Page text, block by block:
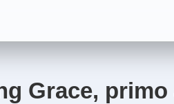
Grace,